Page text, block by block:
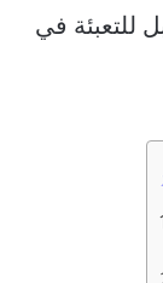
للتعبئة في